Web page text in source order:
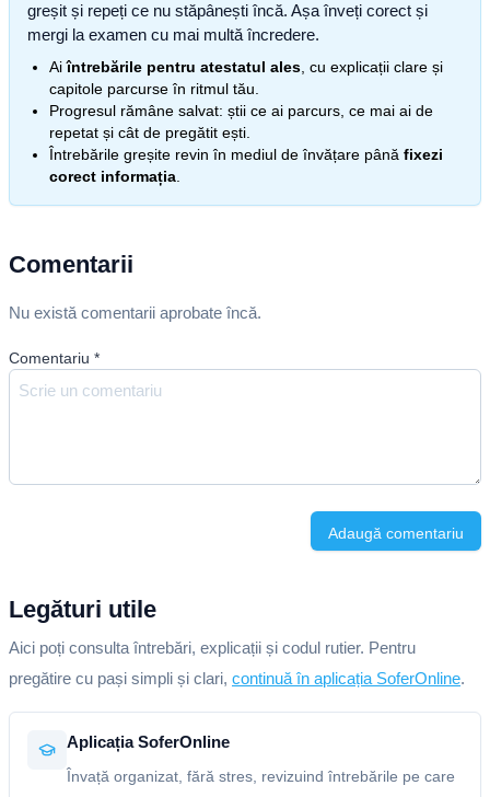
greșit și repeți ce nu stăpânești încă. Așa înveți corect și
mergi la examen cu mai multă încredere.
Aiîntrebările pentru atestatul ales , cu explicații clare și
capitole parcurse în ritmul tău.
Progresul rămâne salvat: știi ce ai parcurs, ce mai ai de
repetat și cât de pregătit ești.
Întrebările greșite revin în mediul de învățare până fixezi
corect informația
Comentarii
Nu există comentarii aprobate încă.
Comentariu *
Adaugă comentariu
Legături utile
Aici poți consulta întrebări, explicații și codul rutier. Pentru
pregătire cu pași simpli și clari, continuă în aplicația SoferOnline.
Aplicația SoferOnline
Învață organizat, fără stres, revizuind întrebările pe care